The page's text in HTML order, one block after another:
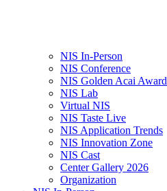
NIS In-Person
NIS Conference
NIS Golden Acai Award
NIS Lab
Virtual NIS
NIS Taste Live
NIS Application Trends
NIS Innovation Zone
NIS Cast
Center Gallery 2026
Organization